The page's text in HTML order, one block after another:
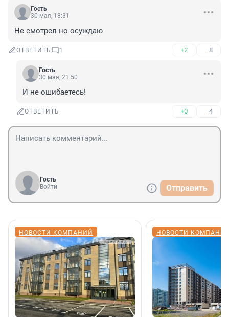
Гость
30 мая, 18:31
Не смотрел но осуждаю
ОТВЕТИТЬ 1 +2 –8
Гость
30 мая, 21:50
И не ошибаетесь!
ОТВЕТИТЬ +0 –4
Гость
Войти
Отправить
НОВОСТИ КОМПАНИЙ НОВОСТИ